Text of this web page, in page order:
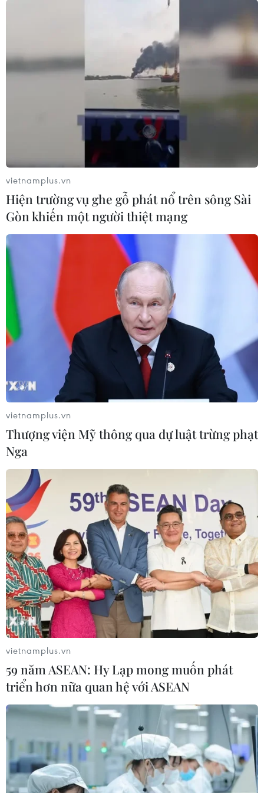
(TTXVN/Vietnam+)
#Halal #Trí tuệ Nhân tạo
#Việt Nam-Malaysia
Theo dõi VietnamPlus
Quan hệ Việt Nam-Malaysia
Quan hệ quốc phòng Việt Nam-Malaysia: Gắn
kết chính trị, hợp tác thực tiễn
Thủ tướng Lê Minh Hưng tiếp Đại sứ Malaysia
Chủ tịch Quốc hội Trần Thanh Mẫn tiếp Đại sứ
Malaysia Tan Yang Thai chào từ biệt
Thủ tướng Lê Minh Hưng tiếp Đại sứ Malaysia
đến chào từ biệt
Chủ tịch Quốc hội Trần Thanh Mẫn tiếp
Đại sứ Malaysia tại Việt Nam
TIN LIÊN QUAN
vietnamplus.vn
Hiện trường vụ ghe gỗ phát nổ trên sông Sài
Gòn khiến một người thiệt mạng
vietnamplus.vn
Thượng viện Mỹ thông qua dự luật trừng phạt
Nga
vietnamplus.vn
59 năm ASEAN: Hy Lạp mong muốn phát
triển hơn nữa quan hệ với ASEAN